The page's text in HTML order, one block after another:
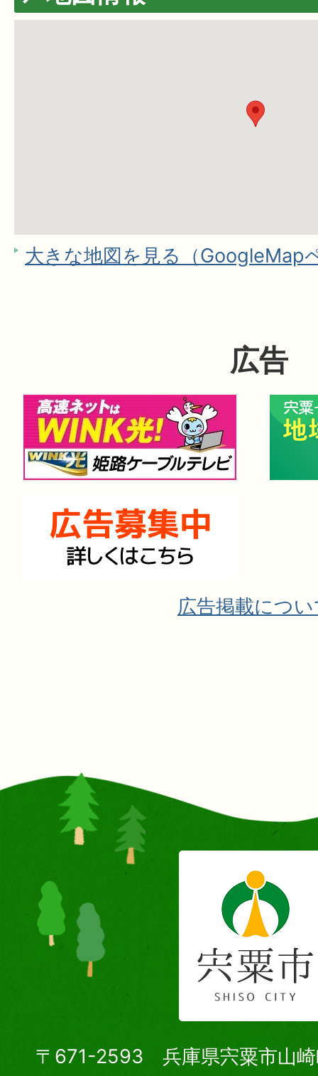
大きな地図を見る（GoogleMap
広告
広告掲載につ
〒671-2593 兵庫県宍粟市山崎